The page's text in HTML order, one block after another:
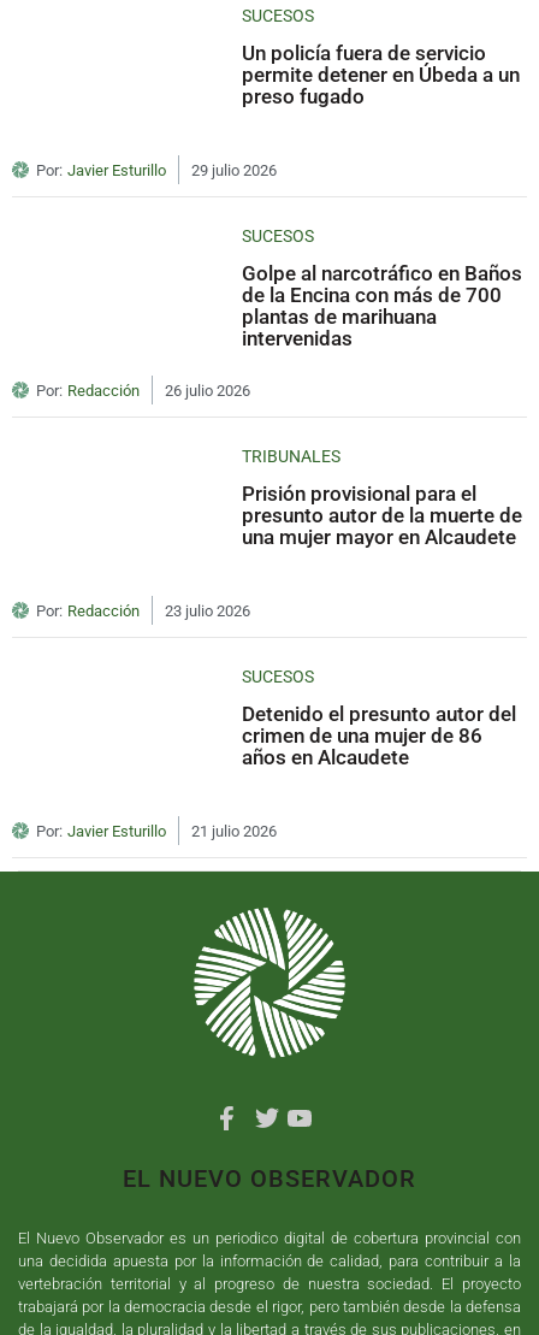
SUCESOS
Un policía fuera de servicio
permite detener en Úbeda a un
preso fugado
Por: Javier Esturillo 29 julio 2026
SUCESOS
Golpe al narcotráfico en Baños
de la Encina con más de 700
plantas de marihuana
intervenidas
Por: Redacción 26 julio 2026
TRIBUNALES
Prisión provisional para el
presunto autor de la muerte de
una mujer mayor en Alcaudete
Por: Redacción 23 julio 2026
SUCESOS
Detenido el presunto autor del
crimen de una mujer de 86
años en Alcaudete
Por: Javier Esturillo 21 julio 2026
EL NUEVO OBSERVADOR
El Nuevo Observador es un periodico digital de cobertura provincial con
una decidida apuesta por la información de calidad, para contribuir a la
vertebración territorial y al progreso de nuestra sociedad. El proyecto
trabajará por la democracia desde el rigor, pero también desde la defensa
de la igualdad, la pluralidad y la libertad a través de sus publicaciones, en